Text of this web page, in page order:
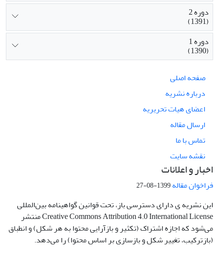
دوره 2
(1391)
دوره 1
(1390)
صفحه اصلی
درباره نشریه
اعضای هیات تحریریه
ارسال مقاله
تماس با ما
نقشه سایت
اخبار و اعلانات
فراخوان مقاله1399-08-27
این نشریه ی دارای دسترسی باز، تحت قوانین گواهینامه بین‌المللی
Creative Commons Attribution 4.0 International License منتشر
می‌شود که اجازه اشتراک (تکثیر و بازآرایی محتوا به هر شکل) و انطباق
(بازترکیب، تغییر شکل و بازسازی بر اساس محتوا) را می‌دهد.